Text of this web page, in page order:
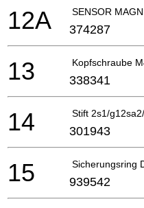
SENSOR
12A 374287
Kopfschraube
13 338341
Stift 2s1/
14 301943
Sicherungsring
15 939542